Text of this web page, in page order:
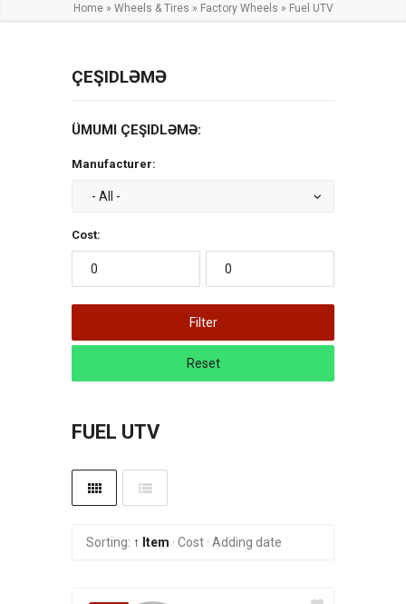
Home » Wheels & Tires » Factory Wheels » Fuel UTV
ÇEŞIDLƏMƏ
ÜMUMI ÇEŞIDLƏMƏ:
Manufacturer:
Cost:
Filter
Reset
FUEL UTV
Sorting: ↑ Item · Cost · Adding date